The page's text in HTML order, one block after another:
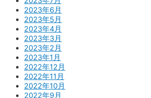
2023年6月
2023年5月
2023年4月
2023年3月
2023年2月
2023年1月
2022年12月
2022年11月
2022年10月
2022年9月